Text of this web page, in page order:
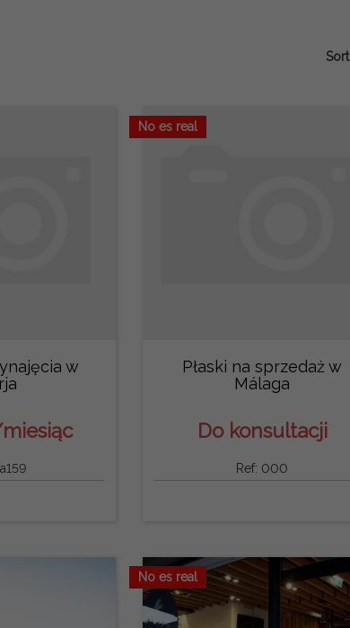
w
No es real
Płaski na sprzedaż w
Málaga
Do konsultacji
Ref: 000
No es real